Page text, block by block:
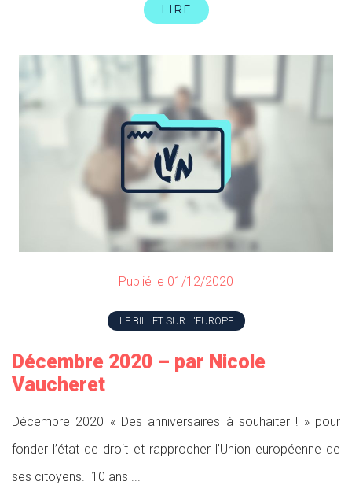
LIRE
Publié le 01/12/2020
LE BILLET SUR L'EUROPE
Décembre 2020 – par Nicole
Vaucheret
Décembre 2020 « Des anniversaires à souhaiter ! » pour
fonder l’état de droit et rapprocher l’Union européenne de
ses citoyens. 10 ans ...